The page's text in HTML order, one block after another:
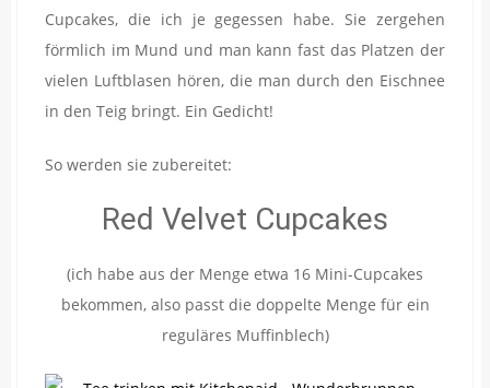
Cupcakes, die ich je gegessen habe. Sie zergehen
förmlich im Mund und man kann fast das Platzen der
vielen Luftblasen hören, die man durch den Eischnee
in den Teig bringt. Ein Gedicht!
So werden sie zubereitet:
Red Velvet Cupcakes
(ich habe aus der Menge etwa 16 Mini-Cupcakes
bekommen, also passt die doppelte Menge für ein
reguläres Muffinblech)